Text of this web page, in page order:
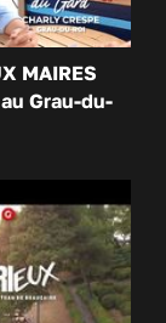
MAIRES
Grau-du-